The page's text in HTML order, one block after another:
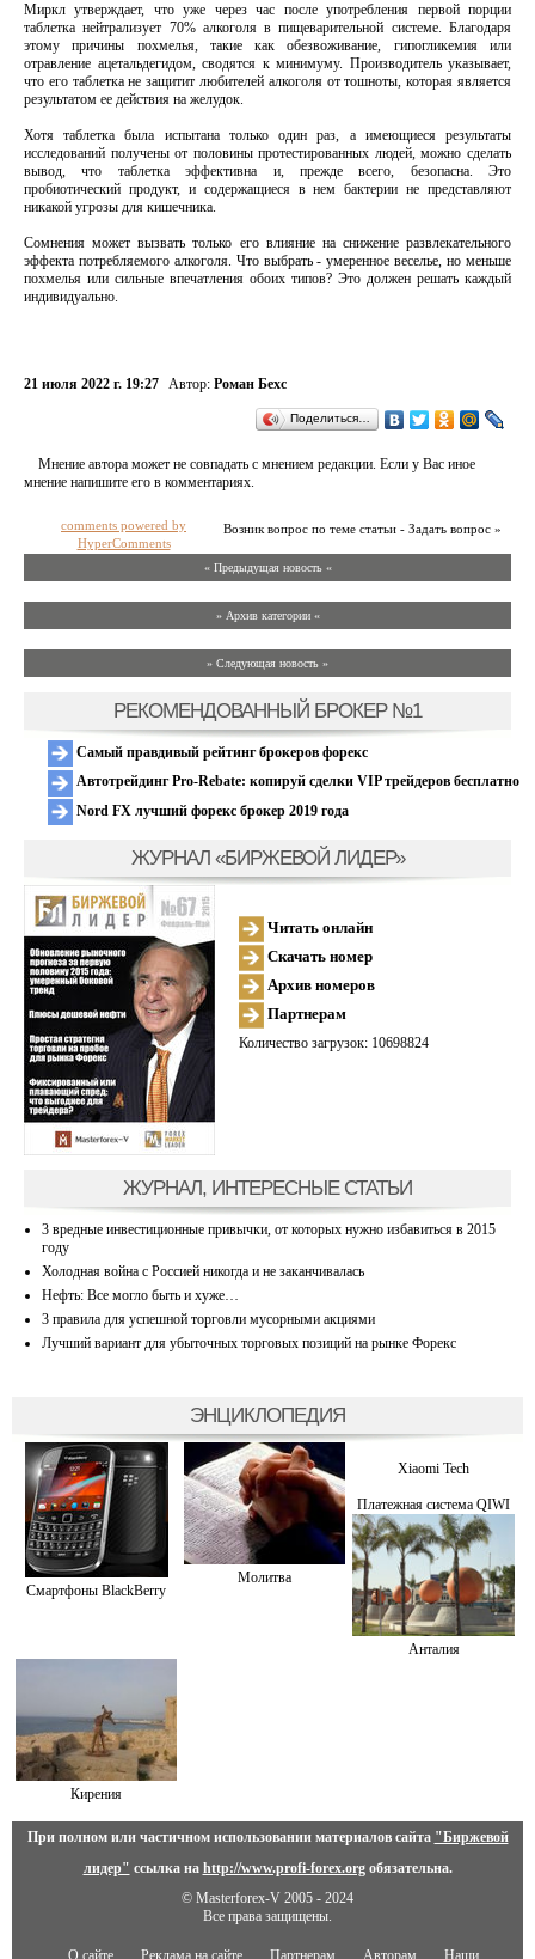
Миркл утверждает, что уже через час после употребления первой порции
таблетка нейтрализует 70% алкоголя в пищеварительной системе. Благодаря
этому причины похмелья, такие как обезвоживание, гипогликемия или
отравление ацетальдегидом, сводятся к минимуму. Производитель указывает,
что его таблетка не защитит любителей алкоголя от тошноты, которая является
результатом ее действия на желудок.
Хотя таблетка была испытана только один раз, а имеющиеся результаты
исследований получены от половины протестированных людей, можно сделать
вывод, что таблетка эффективна и, прежде всего, безопасна. Это
пробиотический продукт, и содержащиеся в нем бактерии не представляют
никакой угрозы для кишечника.
Сомнения может вызвать только его влияние на снижение развлекательного
эффекта потребляемого алкоголя. Что выбрать - умеренное веселье, но меньше
похмелья или сильные впечатления обоих типов? Это должен решать каждый
индивидуально.
21 июля 2022 г. 19:27 Автор: Роман Бехс
Поделиться…
Мнение автора может не совпадать с мнением редакции. Если у Вас иное
мнение напишите его в комментариях.
Возник вопрос по теме статьи - Задать вопрос »
comments powered by
HyperComments
« Предыдущая новость «
» Архив категории «
» Следующая новость »
РЕКОМЕНДОВАННЫЙ БРОКЕР №1
Самый правдивый рейтинг брокеров форекс
Автотрейдинг Pro-Rebate: копируй сделки VIP трейдеров бесплатно
Nord FX лучший форекс брокер 2019 года
ЖУРНАЛ «БИРЖЕВОЙ ЛИДЕР»
Читать онлайн
Скачать номер
Архив номеров
Партнерам
Количество загрузок: 10698824
ЖУРНАЛ, ИНТЕРЕСНЫЕ СТАТЬИ
3 вредные инвестиционные привычки, от которых нужно избавиться в 2015
году
Холодная война с Россией никогда и не заканчивалась
Нефть: Все могло быть и хуже…
3 правила для успешной торговли мусорными акциями
Лучший вариант для убыточных торговых позиций на рынке Форекс
ЭНЦИКЛОПЕДИЯ
Смартфоны BlackBerry
Молитва
Xiaomi Tech
Платежная система QIWI
Анталия
Кирения
При полном или частичном использовании материалов сайта "Биржевой
лидер" ссылка на http://www.profi-forex.orgобязательна.
© Masterforex-V 2005 - 2024
Все права защищены.
О сайте Реклама на сайте Партнерам Авторам Наши